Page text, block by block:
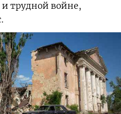
и трудной войне,